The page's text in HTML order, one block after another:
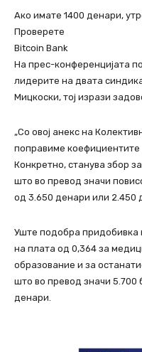
Ако имате 1400 денари,
Проверете
Bitcoin Bank
На прес-конференцијата
лидерите на двата
Мицкоски, тој изрази
„Со овој анекс на
поправиме коефициентите
Конкретно, станува збор
што во превод значи
од 3.650 денари или 2.450
Уште подобра придобивка
на плата од 0,364 за
образование и за
што во превод значи 5.700
денари.